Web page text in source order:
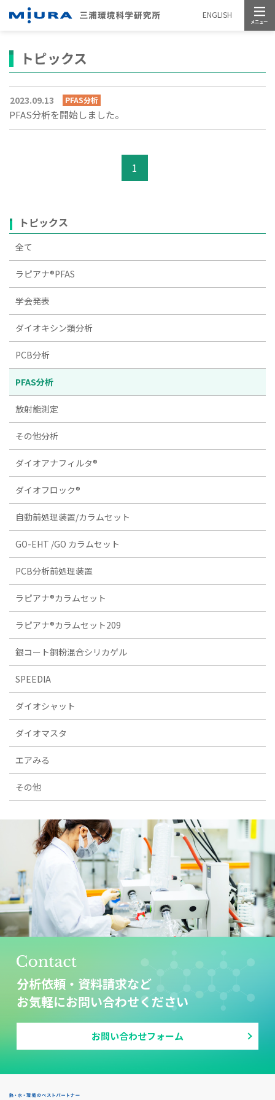
ENGLISH
トピックス
2023.09.13 PFAS分析
PFAS分析を開始しました。
1
トピックス
全て
ラピアナ®PFAS
学会発表
ダイオキシン類分析
PCB分析
PFAS分析
放射能測定
その他分析
ダイオアナフィルタ®
ダイオフロック®
自動前処理装置/カラムセット
GO-EHT /GO カラムセット
PCB分析前処理装置
ラピアナ®カラムセット
ラピアナ®カラムセット209
銀コート銅粉混合シリカゲル
SPEEDIA
ダイオシャット
ダイオマスタ
エアみる
その他
分析依頼・資料請求など
お気軽にお問い合わせください
お問い合わせフォーム